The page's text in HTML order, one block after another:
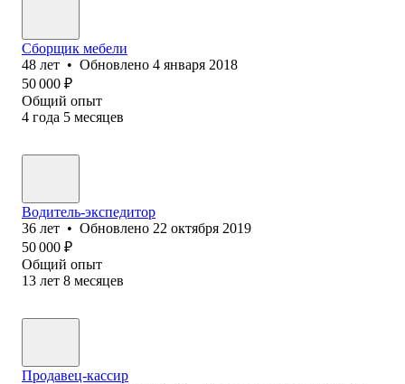
Сборщик мебели
48 лет • Обновлено 4 января 2018
50 000 ₽
Общий опыт
4 года 5 месяцев
Водитель-экспедитор
36 лет • Обновлено 22 октября 2019
50 000 ₽
Общий опыт
13 лет 8 месяцев
Продавец-кассир